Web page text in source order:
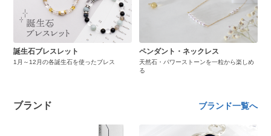
誕生石ブレスレット
1月～12月の各誕生石を使ったブレス
ペンダント・ネックレス
天然石・パワーストーンを一粒から楽しめ
る
ブランド ブランド一覧へ